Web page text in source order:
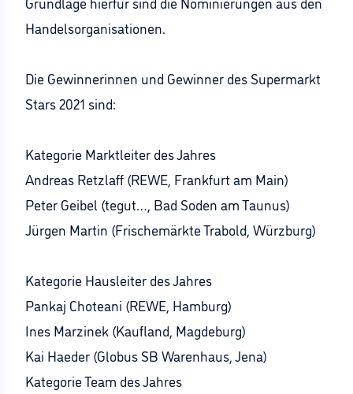
Handelsorganisationen.
Die Gewinnerinnen und Gewinner des Supermarkt
Stars 2021 sind:
Kategorie Marktleiter des Jahres
Andreas Retzlaff (REWE, Frankfurt am Main)
Peter Geibel (tegut…, Bad Soden am Taunus)
Jürgen Martin (Frischemärkte Trabold, Würzburg)
Kategorie Hausleiter des Jahres
Pankaj Choteani (REWE, Hamburg)
Ines Marzinek (Kaufland, Magdeburg)
Kai Haeder (Globus SB Warenhaus, Jena)
Kategorie Team des Jahres